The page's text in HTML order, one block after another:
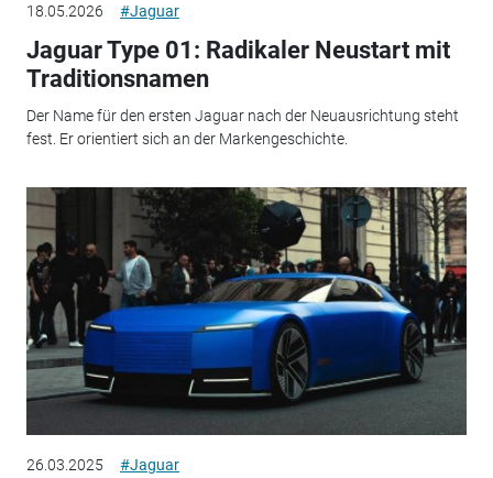
18.05.2026 #Jaguar
Jaguar Type 01: Radikaler Neustart mit
Traditionsnamen
Der Name für den ersten Jaguar nach der Neuausrichtung steht
fest. Er orientiert sich an der Markengeschichte.
26.03.2025 #Jaguar